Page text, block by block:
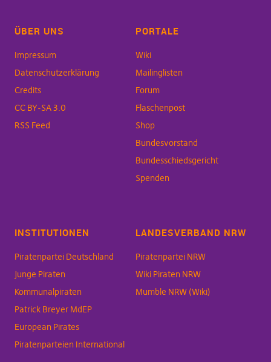
ÜBER UNS
Impressum
Datenschutzerklärung
Credits
CC BY-SA 3.0
RSS Feed
PORTALE
Wiki
Mailinglisten
Forum
Flaschenpost
Shop
Bundesvorstand
Bundesschiedsgericht
Spenden
INSTITUTIONEN
Piratenpartei Deutschland
Junge Piraten
Kommunalpiraten
Patrick Breyer MdEP
European Pirates
Piratenparteien International
LANDESVERBAND NRW
Piratenpartei NRW
Wiki Piraten NRW
Mumble NRW (Wiki)